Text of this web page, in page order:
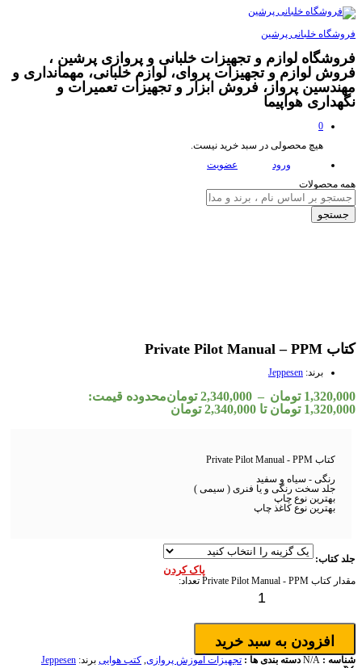
فروشگاه خلبانی پرشین
فروشگاه لوازم و تجهیزات خلبانی و پروازی پرشین ،
فروش لوازم و تجهیزات پروای، لوازم خلبانی، مهمانداری و
مهندسین پرواز، فروش ابزار و تجهیزات تعمیرات و
نگهداری هواپیما
0
هیچ محصولی در سبد خرید نیست.
ورود
عضویت
همه محصولات
جستجو
کتاب Private Pilot Manual – PPM
برند: Jeppesen
1,320,000 تومان –
2,340,000 تومانمحدوده قیمت:
1,320,000 تومان تا 2,340,000 تومان
کتاب Private Pilot Manual - PPM
رنگی - سیاه و سفید
جلد سخت رنگی و یا فنری ( سیمی )
بهترین نوع چاپ
بهترین نوع کاغذ چاپ
جلد کتاب:
پاک کردن
مقدار کتاب Private Pilot Manual - PPM تعداد:
افزودن به سبد خرید
شناسه : N/A دسته بندی ها : تجهیزات آموزش پروازی, کتب هوایی برند: Jeppesen